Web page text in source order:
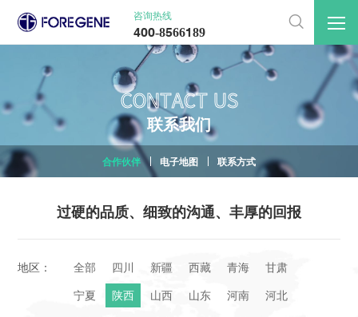
咨询热线
400-8566189

CONTACT US
联系我们
合作伙伴 电子地图 联系方式
过硬的品质、细致的沟通、丰厚的回报
地区： 全部 四川 新疆 西藏 青海 甘肃
宁夏 陕西 山西 山东 河南 河北